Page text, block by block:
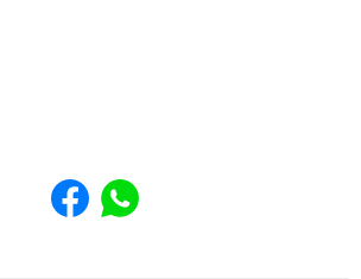
Share to Facebook
Share to WhatsApp